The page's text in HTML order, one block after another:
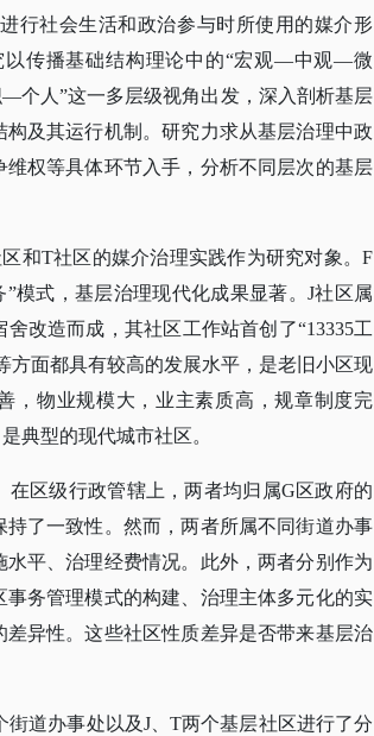
行社会生活和政治参与时所使用的媒介形
传播基础结构理论中的“宏观—中观—微
个人”这一多层级视角出发，深入剖析基层
及其运行机制。研究力求从基层治理中政
权等具体环节入手，分析不同层次的基层
和T社区的媒介治理实践作为研究对象。F
模式，基层治理现代化成果显著。J社区属
改造而成，其社区工作站首创了“13335工
方面都具有较高的发展水平，是老旧小区现
，物业规模大，业主素质高，规章制度完
典型的现代城市社区。
在区级行政管辖上，两者均归属G区政府的
了一致性。然而，两者所属不同街道办事
平、治理经费情况。此外，两者分别作为
务管理模式的构建、治理主体多元化的实
异性。这些社区性质差异是否带来基层治
街道办事处以及J、T两个基层社区进行了分